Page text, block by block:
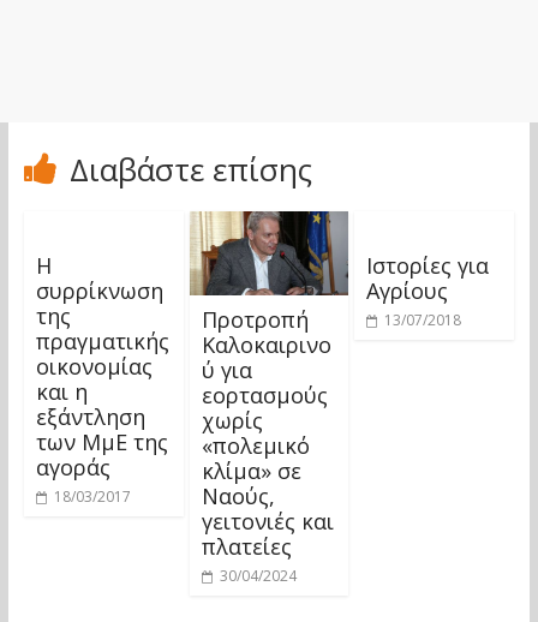
Διαβάστε επίσης
Η
συρρίκνωση
της
πραγματικής
οικονομίας
και η
εξάντληση
των ΜμΕ της
αγοράς
18/03/2017
Προτροπή
Καλοκαιρινο
ύ για
εορτασμούς
χωρίς
«πολεμικό
κλίμα» σε
Ναούς,
γειτονιές και
πλατείες
30/04/2024
Ιστορίες για
Αγρίους
13/07/2018